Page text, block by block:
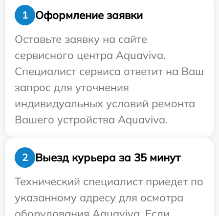
1
Оформление заявки
Оставьте заявку на сайте
сервисного центра Aquaviva.
Специалист сервиса ответит на Ваш
запрос для уточнения
индивидуальных условий ремонта
Вашего устройства Aquaviva.
2
Выезд курьера за 35 минут
Технический специалист приедет по
указанному адресу для осмотра